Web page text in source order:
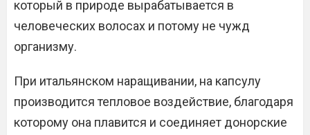
который в природе вырабатывается в
человеческих волосах и потому не чужд
организму.
При итальянском наращивании, на капсулу
производится тепловое воздействие, благодаря
которому она плавится и соединяет донорские